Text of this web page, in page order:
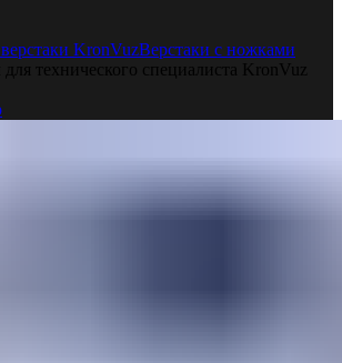
KronVuzВерстаки с ножками
технического специалиста KronVuz